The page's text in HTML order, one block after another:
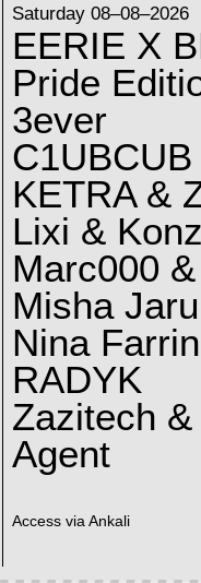
Saturday 08–08–2026
EERIE X
Pride
3ever
C1UBCUB
KETRA &
Lixi & Konz
Marc000
Misha
Nina
RADYK
Zazitech
Agent
Access via Ankali